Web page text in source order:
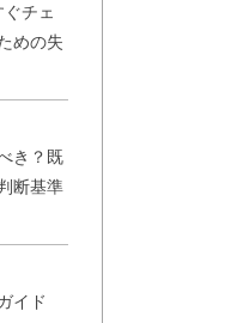
チェ
めの失
き？既
断基準
イド